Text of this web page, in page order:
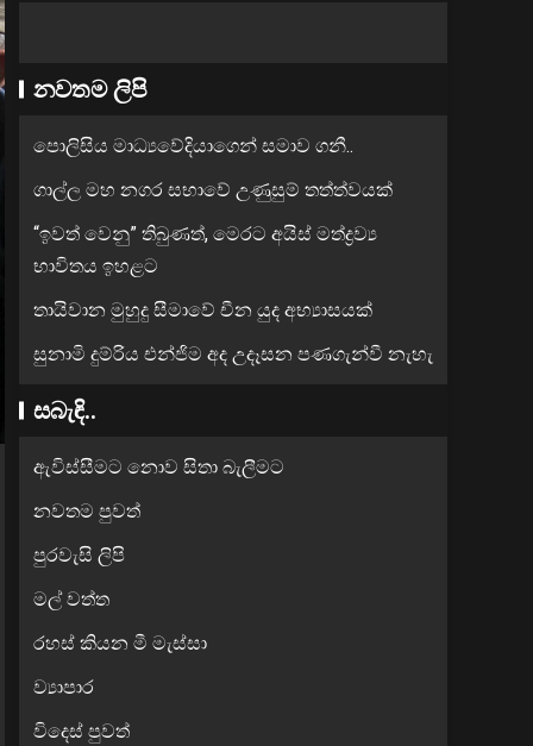
නවතම ලිපි
පොලිසිය මාධ්‍යවේදියාගෙන් සමාව ගනී..
ගාල්ල මහ නගර සභාවේ උණුසුම් තත්ත්වයක්
“ඉවත් වෙනු” තිබුණත්, මෙරට අයිස් මත්ද්‍රව්‍ය
භාවිතය ඉහළට
තායිවාන මුහුදු සීමාවේ චීන යුද අභ්‍යාසයක්
සුනාමි දුම්රිය එන්ජිම අද උදෑසන පණගැන්වී නැහැ
සබැඳි..
ඇවිස්සීමට නොව සිතා බැලීමට
නවතම පුවත්
පුරවැසි ලිපි
මල් වත්ත
රහස් කියන මී මැස්සා
ව්‍යාපාර
විදෙස් පුවත්